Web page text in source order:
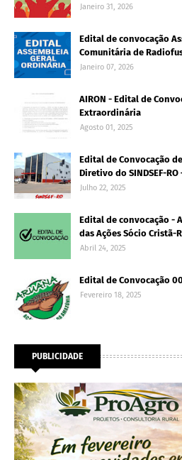
Janeiro 31, 2026
Edital de convocação
Comunitária de
Janeiro 07, 2026
AIRON - Edital de
Extraordinária
Agosto 01, 2025
Edital de Convocação
Diretivo do SINDSEF-
Julho 22, 2025
Edital de convocação -
das Ações Sócio Cristã-
Abril 24, 2025
Edital de Convocação
Fevereiro 18, 2025
PUBLICIDADE